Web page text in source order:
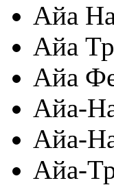
Айа
Айа
Айа
Айа-
Айа-
Айа-